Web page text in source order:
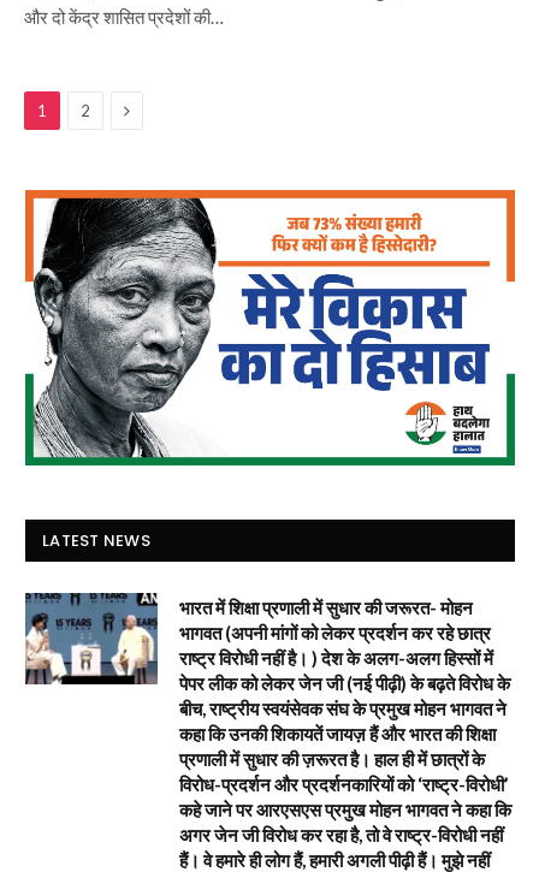
और दो केंद्र शासित प्रदेशों की…
1 2 Next
LATEST NEWS
भारत में शिक्षा प्रणाली में सुधार की जरूरत- मोहन
भागवत (अपनी मांगों को लेकर प्रदर्शन कर रहे छात्र
राष्ट्र विरोधी नहीं है। ) देश के अलग-अलग हिस्सों में
पेपर लीक को लेकर जेन जी (नई पीढ़ी) के बढ़ते विरोध के
बीच, राष्ट्रीय स्वयंसेवक संघ के प्रमुख मोहन भागवत ने
कहा कि उनकी शिकायतें जायज़ हैं और भारत की शिक्षा
प्रणाली में सुधार की ज़रूरत है। हाल ही में छात्रों के
विरोध-प्रदर्शन और प्रदर्शनकारियों को ‘राष्ट्र-विरोधी’
कहे जाने पर आरएसएस प्रमुख मोहन भागवत ने कहा कि
अगर जेन जी विरोध कर रहा है, तो वे राष्ट्र-विरोधी नहीं
हैं। वे हमारे ही लोग हैं, हमारी अगली पीढ़ी हैं। मुझे नहीं